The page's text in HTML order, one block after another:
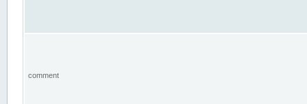
comment